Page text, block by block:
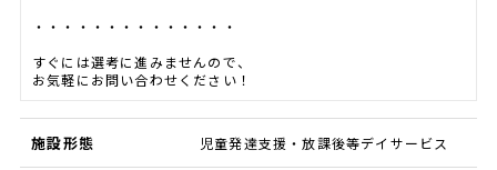
・・・・・・・・・・・・・・
すぐには選考に進みませんので、
お気軽にお問い合わせください！
施設形態 児童発達支援・放課後等デイサービス